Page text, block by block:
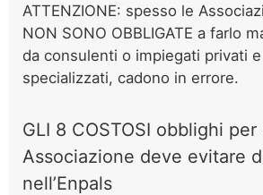
ATTENZIONE: spesso le
NON SONO OBBLIGATE a farlo
da consulenti o impiegati privati
specializzati, cadono in errore.
GLI 8 COSTOSI obblighi
Associazione deve evitare
nell’Enpals